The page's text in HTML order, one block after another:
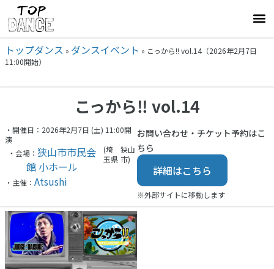
トップダンス » ダンスイベント » こっから!! vol.14（2026年2月7日
11:00開始）
こっから‼︎ vol.14
・開催日：2026年2月7日 (土) 11:00開
演
・会場： 狭山市市民会
館 小ホール
(埼
玉県
狭山
市)
・主催： Atsushi
お問い合わせ・チケット予約はこ
ちら
詳細はこちら
※外部サイトに移動します